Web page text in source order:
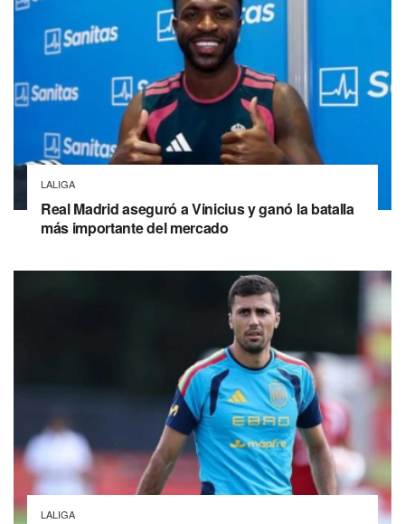
LALIGA
Real Madrid aseguró a Vinicius y ganó la batalla
más importante del mercado
LALIGA